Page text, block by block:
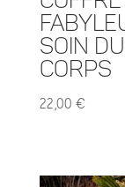
soin du
corps
22,00 €